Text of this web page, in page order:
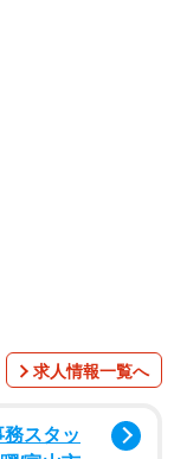
」の終了後も多くの
求人情報一覧へ
スタッ